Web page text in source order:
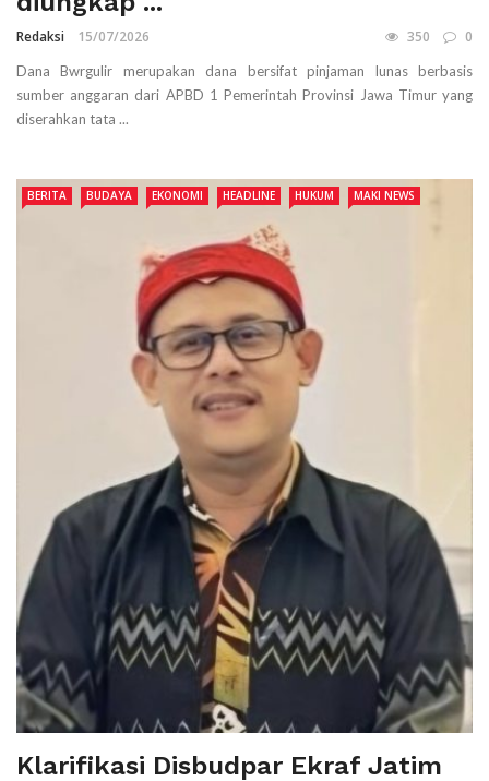
Redaksi 15/07/2026 350 0
Dana Bwrgulir merupakan dana bersifat pinjaman lunas berbasis
sumber anggaran dari APBD 1 Pemerintah Provinsi Jawa Timur yang
diserahkan tata ...
BERITA BUDAYA EKONOMI HEADLINE HUKUM MAKI NEWS
Klarifikasi Disbudpar Ekraf Jatim